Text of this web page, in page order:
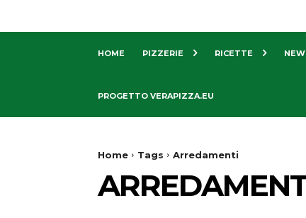
HOME PIZZERIE RICETTE
PROGETTO VERAPIZZA.EU
Home Tags Arredamenti